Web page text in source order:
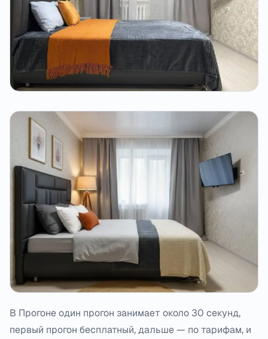
В Прогоне один прогон занимает около 30 секунд,
первый прогон бесплатный, дальше — по тарифам, и